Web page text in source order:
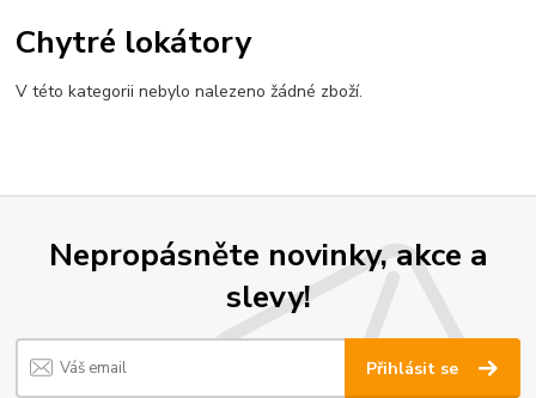
Chytré lokátory
V této kategorii nebylo nalezeno žádné zboží.
Nepropásněte novinky, akce a
slevy!
Přihlásit se